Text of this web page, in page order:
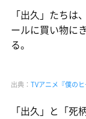
「出久」たち
ールに買い物に
る。
出典： TVアニメ『僕の
「出久」と「